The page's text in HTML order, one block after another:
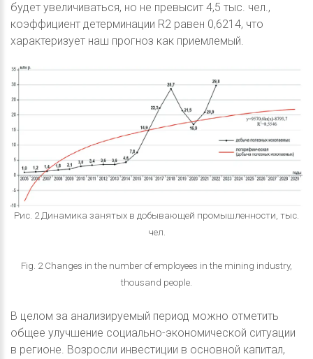
будет увеличиваться, но не превысит 4,5 тыс. чел.,
коэффициент детерминации R2 равен 0,6214, что
характеризует наш прогноз как приемлемый.
Рис. 2 Динамика занятых в добывающей промышленности, тыс.
чел.
Fig. 2 Changes in the number of employees in the mining industry,
thousand people.
В целом за анализируемый период можно отметить
общее улучшение социально-экономической ситуации
в регионе. Возросли инвестиции в основной капитал,